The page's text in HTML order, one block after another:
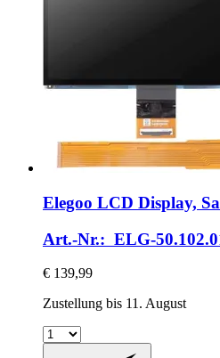
Elegoo LCD Display,
Art.-Nr.: ELG-
€ 139,99
Zustellung bis 11. August